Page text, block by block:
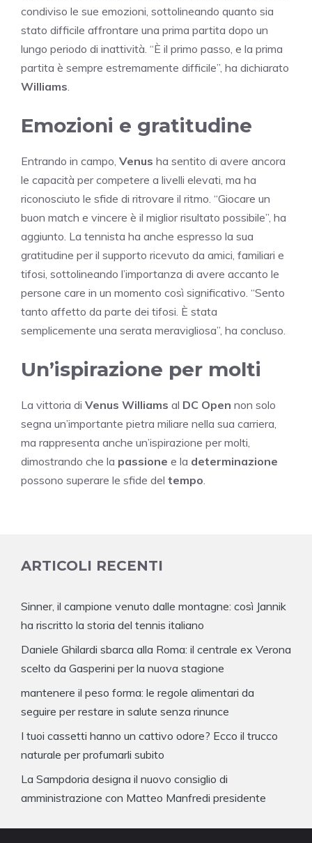
condiviso le sue emozioni, sottolineando quanto sia
stato difficile affrontare una prima partita dopo un
lungo periodo di inattività. “È il primo passo, e la prima
partita è sempre estremamente difficile”, ha dichiarato
Williams
Emozioni e gratitudine
Entrando in campo, Venus ha sentito di avere ancora
le capacità per competere a livelli elevati, ma ha
riconosciuto le sfide di ritrovare il ritmo. “Giocare un
buon match e vincere è il miglior risultato possibile”, ha
aggiunto. La tennista ha anche espresso la sua
gratitudine per il supporto ricevuto da amici, familiari e
tifosi, sottolineando l’importanza di avere accanto le
persone care in un momento così significativo. “Sento
tanto affetto da parte dei tifosi. È stata
semplicemente una serata meravigliosa”, ha concluso.
Un’ispirazione per molti
La vittoria di Venus Williams al DC Open non solo
segna un’importante pietra miliare nella sua carriera,
ma rappresenta anche un’ispirazione per molti,
dimostrando che la passione e la determinazione
possono superare le sfide del tempo
ARTICOLI RECENTI
Sinner, il campione venuto dalle montagne: così Jannik
ha riscritto la storia del tennis italiano
Daniele Ghilardi sbarca alla Roma: il centrale ex Verona
scelto da Gasperini per la nuova stagione
mantenere il peso forma: le regole alimentari da
seguire per restare in salute senza rinunce
I tuoi cassetti hanno un cattivo odore? Ecco il trucco
naturale per profumarli subito
La Sampdoria designa il nuovo consiglio di
amministrazione con Matteo Manfredi presidente